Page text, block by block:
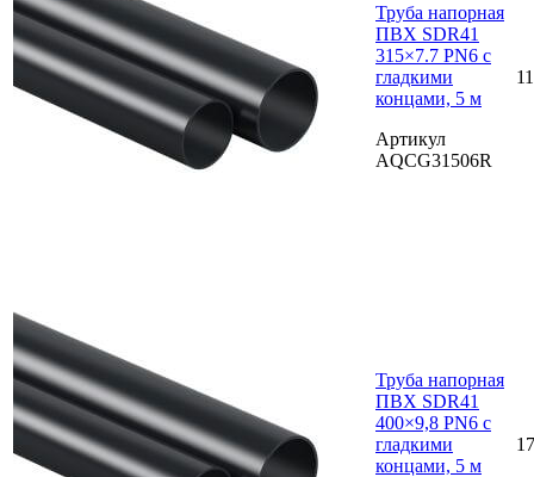
Труба напорная
ПВХ SDR41
315×7.7 PN6 с
гладкими
концами, 5 м
Артикул
AQCG31506R
Труба напорная
ПВХ SDR41
400×9,8 PN6 с
гладкими
концами, 5 м